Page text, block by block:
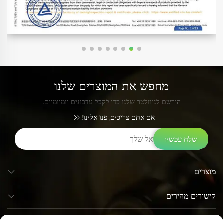
מחפש את המוצרים שלנו
הירשם לניוזלטר שלנו כדי לקבל עדכונים יומיומיים.
אם אתם צריכים, פנו אלינו!
שלח עכשיו
קישורים מהירים
מוצרים